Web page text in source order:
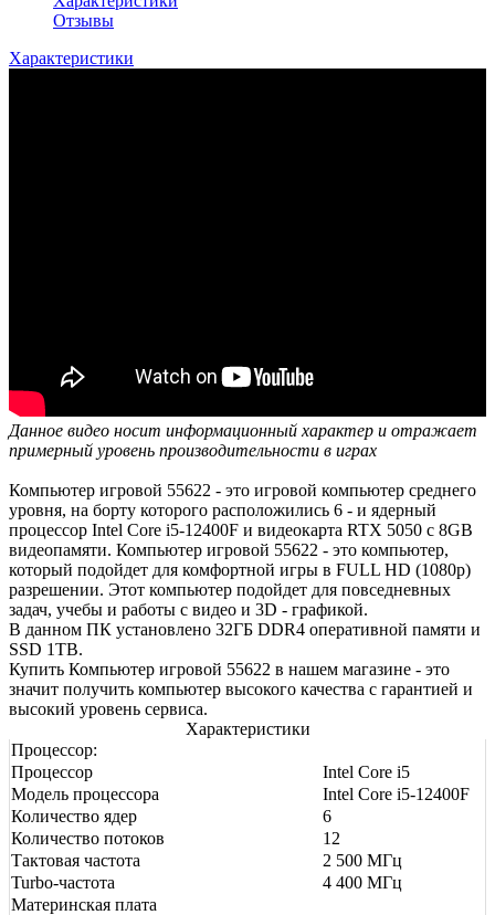
Отзывы
Характеристики
Данное видео носит информационный характер и отражает
примерный уровень производительности в играх
Компьютер игровой 55622 - это игровой компьютер среднего
уровня, на борту которого расположились 6 - и ядерный
процессор Intel Core i5-12400F и видеокарта RTX 5050 с 8GB
видеопамяти. Компьютер игровой 55622 - это компьютер,
который подойдет для комфортной игры в FULL HD (1080р)
разрешении. Этот компьютер подойдет для повседневных
задач, учебы и работы с видео и 3D - графикой.
В данном ПК установлено 32ГБ DDR4 оперативной памяти и
SSD 1TB.
Купить Компьютер игровой 55622 в нашем магазине - это
значит получить компьютер высокого качества с гарантией и
высокий уровень сервиса.
Характеристики
Процессор:
Процессор
Intel Core i5
Модель процессора
Intel Core i5-12400F
Количество ядер
6
Количество потоков
12
Тактовая частота
2 500 МГц
Turbo-частота
4 400 МГц
Материнская плата